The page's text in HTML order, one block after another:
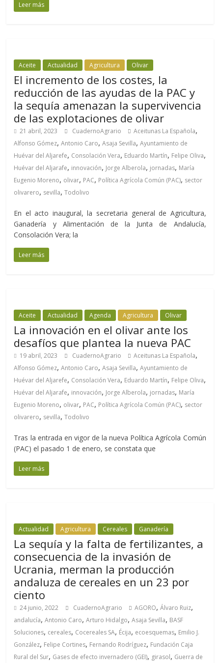
Leer más
Aceite Actualidad Agricultura Olivar
El incremento de los costes, la
reducción de las ayudas de la PAC y
la sequía amenazan la supervivencia
de las explotaciones de olivar
21 abril, 2023 CuadernoAgrario Aceitunas La Española,
Alfonso Gómez,Antonio Caro,Asaja Sevilla,Ayuntamiento de
Huévar del Aljarefe, Consolación Vera, Eduardo Martín, Felipe Oliva,
Huévar del Aljarafe, innovación, Jorge Alberola, jornadas, María
Eugenio Moreno, olivar, PAC, Política Agrícola Común (PAC), sector
olivarero, sevilla,Todolivo
En el acto inaugural, la secretaria general de Agricultura,
Ganadería y Alimentación de la Junta de Andalucía,
Consolación Vera; la
Leer más
Aceite Actualidad Agenda Agricultura Olivar
La innovación en el olivar ante los
desafíos que plantea la nueva PAC
19 abril, 2023 CuadernoAgrario Aceitunas La Española,
Alfonso Gómez,Antonio Caro,Asaja Sevilla,Ayuntamiento de
Huévar del Aljarefe, Consolación Vera, Eduardo Martín, Felipe Oliva,
Huévar del Aljarafe, innovación, Jorge Alberola, jornadas, María
Eugenio Moreno, olivar, PAC, Política Agrícola Común (PAC), sector
olivarero, sevilla,Todolivo
Tras la entrada en vigor de la nueva Política Agrícola Común
(PAC) el pasado 1 de enero, se constata que
Leer más
Actualidad Agricultura Cereales Ganadería
La sequía y la falta de fertilizantes, a
consecuencia de la invasión de
Ucrania, merman la producción
andaluza de cereales en un 23 por
ciento
24 junio, 2022 CuadernoAgrario AGORO,Álvaro Ruiz,
andalucía,Antonio Caro,Arturo Hidalgo,Asaja Sevilla, BASF
Soluciones, cereales, Cocereales SA, Écija, ecoesquemas, Emilio J.
González, Felipe Cortines, Fernando Rodríguez, Fundación Caja
Rural del Sur, Gases de efecto invernadero (GEI), girasol, Guerra de